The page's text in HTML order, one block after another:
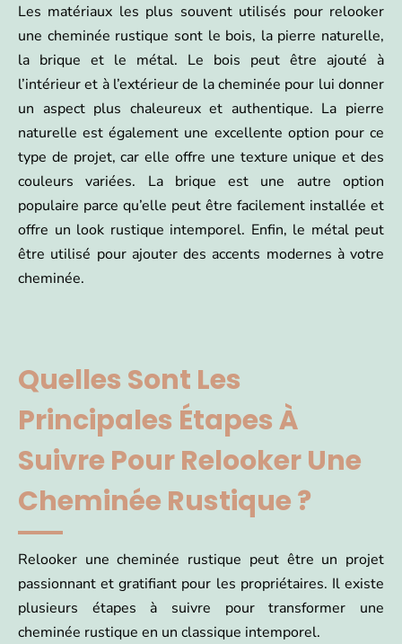
Les matériaux les plus souvent utilisés pour relooker
une cheminée rustique sont le bois, la pierre naturelle,
la brique et le métal. Le bois peut être ajouté à
l’intérieur et à l’extérieur de la cheminée pour lui donner
un aspect plus chaleureux et authentique. La pierre
naturelle est également une excellente option pour ce
type de projet, car elle offre une texture unique et des
couleurs variées. La brique est une autre option
populaire parce qu’elle peut être facilement installée et
offre un look rustique intemporel. Enfin, le métal peut
être utilisé pour ajouter des accents modernes à votre
cheminée.
Quelles Sont Les
Principales Étapes À
Suivre Pour Relooker Une
Cheminée Rustique ?
Relooker une cheminée rustique peut être un projet
passionnant et gratifiant pour les propriétaires. Il existe
plusieurs étapes à suivre pour transformer une
cheminée rustique en un classique intemporel.